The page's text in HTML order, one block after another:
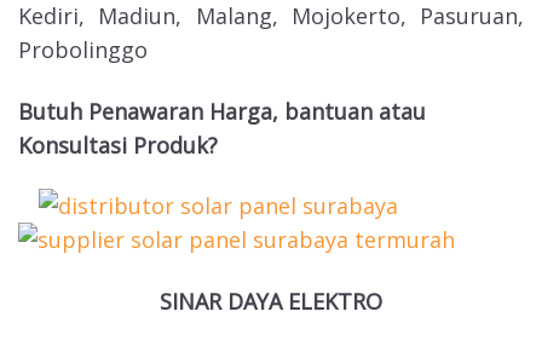
Kediri, Madiun, Malang, Mojokerto, Pasuruan,
Probolinggo
Butuh Penawaran Harga, bantuan atau
Konsultasi Produk?
SINAR DAYA ELEKTRO